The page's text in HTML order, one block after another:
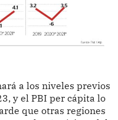
a los niveles previos
y el PBI per cápita lo
que otras regiones